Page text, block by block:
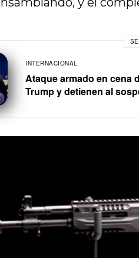
INTERNACIONAL
Ataque armado en cena
Trump y detienen al